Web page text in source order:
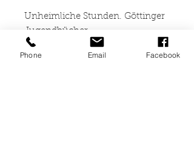
Unheimliche Stunden. Göttinger
Jugendbücher
W. Fischer-Verlag Göttingen
Phone Email Facebook